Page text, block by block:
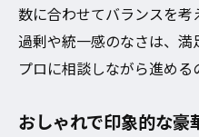
数に合わせてバランスを
過剰や統一感のなさは、満
プロに相談しながら進める
おしゃれで印象的な豪